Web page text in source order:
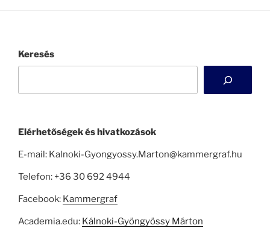
Keresés
Elérhetőségek és hivatkozások
E-mail: Kalnoki-Gyongyossy.Marton@kammergraf.hu
Telefon: +36 30 692 4944
Facebook: Kammergraf
Academia.edu: Kálnoki-Gyöngyössy Márton